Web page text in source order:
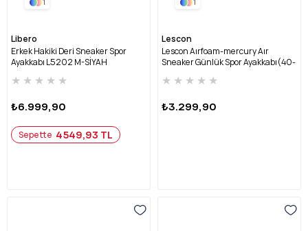
Libero
Erkek Hakiki Deri Sneaker Spor
Ayakkabı L5202 M-SİYAH
★ ★ ★ ★ ★
₺6.999,90
Sepette 4549,93 TL
Lescon
Lescon Aırfoam-mercury Aır
Sneaker Günlük Spor Ayakkabı(40-
BEYAZ
★ ★ ★ ★ ★
₺3.299,90